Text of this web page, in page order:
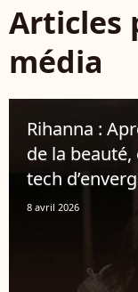
Articles
média
Rihanna :
de la
tech
8 avril 2026